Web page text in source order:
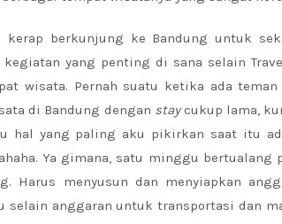
kerap berkunjung ke Bandung untuk
kegiatan yang penting di sana selain
wisata. Pernah suatu ketika ada teman
di Bandung dengan staycukup lama,
hal yang paling aku pikirkan saat itu
Ya gimana, satu minggu bertualang
Harus menyusun dan menyiapkan
selain anggaran untuk transportasi dan